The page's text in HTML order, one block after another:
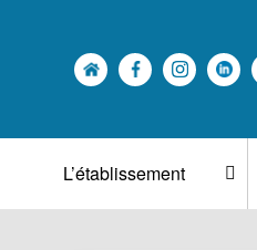
L’établissement